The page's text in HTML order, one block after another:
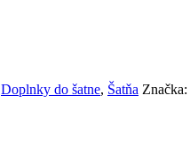
Doplnky do šatne, Šatňa Značka: